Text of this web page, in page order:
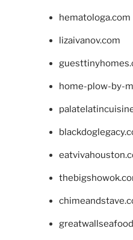
hematologa.com
lizaivanov.com
home-plow-by-